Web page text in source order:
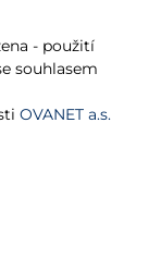
- použití
souhlasem
OVANET a.s.